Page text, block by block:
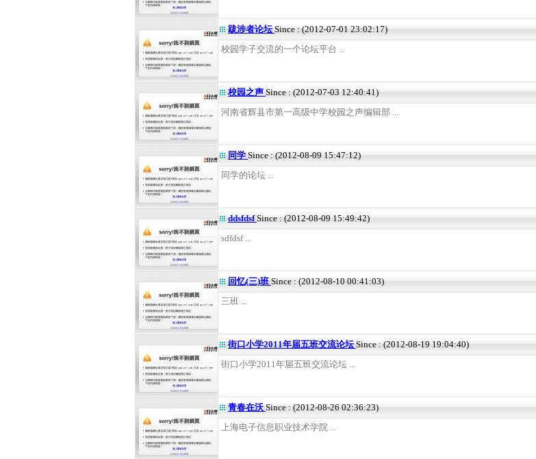
跋涉者论坛Since : (2012-07-01 23:02:17)
校园学子交流的一个论坛平台 ...
校园之声 Since : (2012-07-03 12:40:41)
河南省辉县市第一高级中学校园之声编辑部 ...
同学 Since : (2012-08-09 15:47:12)
同学的论坛 ...
ddsfdsfSince : (2012-08-09 15:49:42)
sdfdsf ...
回忆(三)班Since : (2012-08-10 00:41:03)
三班 ...
街口小学2011年届五班交流论坛Since : (2012-08-19 19:04:40)
街口小学2011年届五班交流论坛 ...
青春在沃 Since : (2012-08-26 02:36:23)
上海电子信息职业技术学院 ...